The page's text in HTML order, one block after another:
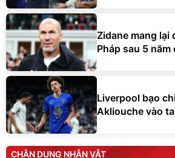
Zidane mang lại
Pháp sau 5 năm
Liverpool bạo
Akliouche vào
CHÂN DUNG NHÂN VẬT